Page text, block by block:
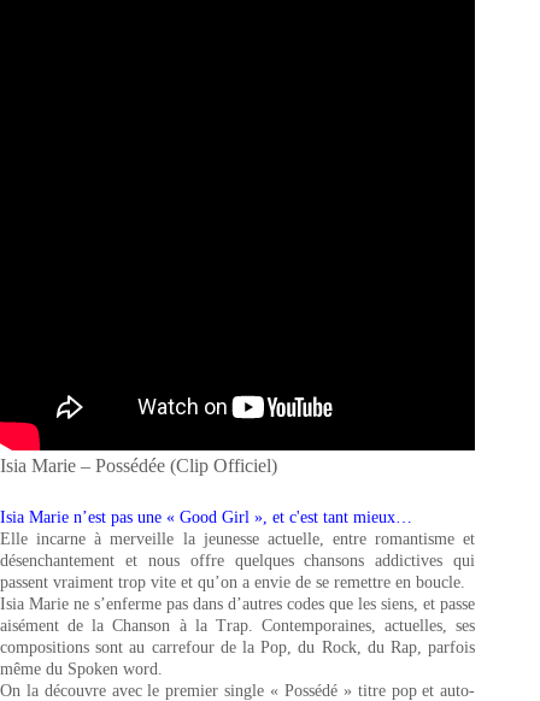
Isia Marie – Possédée (Clip Officiel)
Isia Marie n’est pas une « Good Girl », et c'est tant mieux…
Elle incarne à merveille la jeunesse actuelle, entre romantisme et
désenchantement et nous offre quelques chansons addictives qui
passent vraiment trop vite et qu’on a envie de se remettre en boucle.
Isia Marie ne s’enferme pas dans d’autres codes que les siens, et passe
aisément de la Chanson à la Trap. Contemporaines, actuelles, ses
compositions sont au carrefour de la Pop, du Rock, du Rap, parfois
même du Spoken word.
On la découvre avec le premier single « Possédé » titre pop et auto-